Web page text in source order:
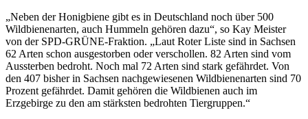
„Neben der Honigbiene gibt es in Deutschland noch über 500
Wildbienenarten, auch Hummeln gehö­ren dazu“, so Kay Meister
von der SPD-GRÜNE-Fraktion. „Laut Roter Liste sind in Sachsen
62 Arten schon aus­ge­stor­ben oder ver­schol­len. 82 Arten sind vom
Aussterben bedroht. Noch mal 72 Arten sind stark gefähr­det. Von
den 407 bis­her in Sachsen nach­ge­wie­se­nen Wildbienenarten sind 70
Prozent gefähr­det. Damit gehö­ren die Wildbienen auch im
Erzgebirge zu den am stärks­ten bedroh­ten Tiergruppen.“